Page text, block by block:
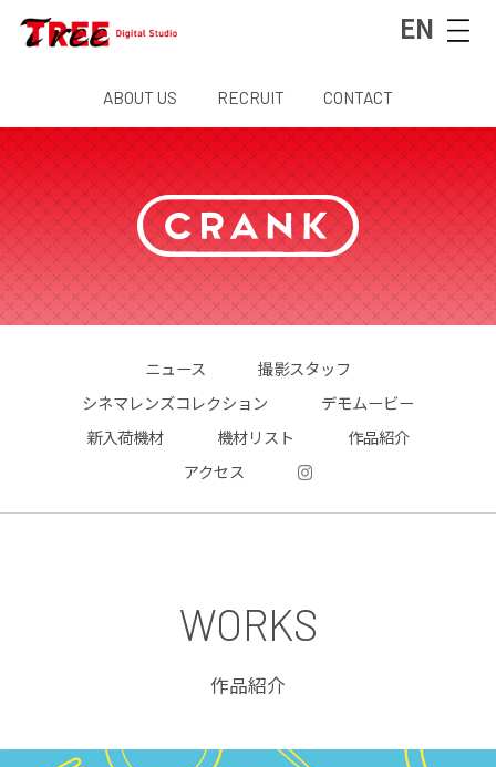
EN
ABOUT US RECRUIT CONTACT
ニュース
撮影スタッフ
シネマレンズコレクション
デモムービー
新入荷機材
機材リスト
作品紹介
アクセス
WORKS
作品紹介